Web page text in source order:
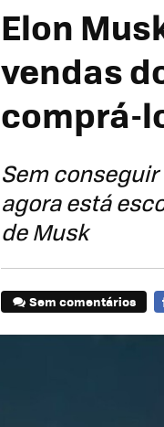
Elon
vendas
comprá-
Sem
agora está
de Musk
Sem comentários